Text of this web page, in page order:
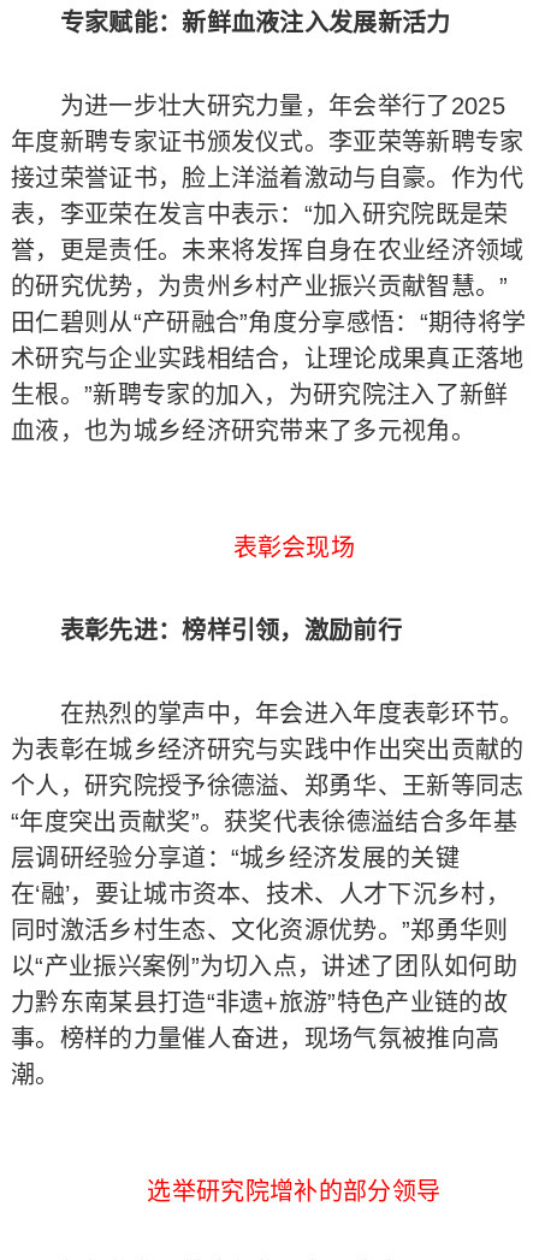
专家赋能：新鲜血液注入发展新活力
为进一步壮大研究力量，年会举行了2025
年度新聘专家证书颁发仪式。李亚荣等新聘专家
接过荣誉证书，脸上洋溢着激动与自豪。作为代
表，李亚荣在发言中表示：“加入研究院既是荣
誉，更是责任。未来将发挥自身在农业经济领域
的研究优势，为贵州乡村产业振兴贡献智慧。”
田仁碧则从“产研融合”角度分享感悟：“期待将学
术研究与企业实践相结合，让理论成果真正落地
生根。”新聘专家的加入，为研究院注入了新鲜
血液，也为城乡经济研究带来了多元视角。
表彰会现场
表彰先进：榜样引领，激励前行
在热烈的掌声中，年会进入年度表彰环节。
为表彰在城乡经济研究与实践中作出突出贡献的
个人，研究院授予徐德溢、郑勇华、王新等同志
“年度突出贡献奖”。获奖代表徐德溢结合多年基
层调研经验分享道：“城乡经济发展的关键
在‘融’，要让城市资本、技术、人才下沉乡村，
同时激活乡村生态、文化资源优势。”郑勇华则
以“产业振兴案例”为切入点，讲述了团队如何助
力黔东南某县打造“非遗+旅游”特色产业链的故
事。榜样的力量催人奋进，现场气氛被推向高
潮。
选举研究院增补的部分领导